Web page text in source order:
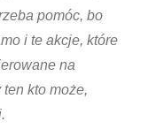
pomóc, bo
i te akcje, które
na
kto może,